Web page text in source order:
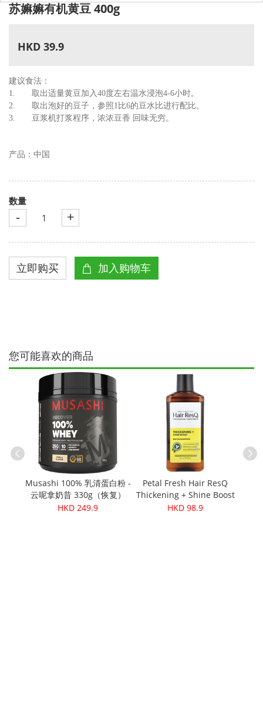
苏嫲嫲有机黄豆 400g
HKD 39.9
建议食法：
1. 取出适量黄豆加入40度左右温水浸泡4-6小时。
2. 取出泡好的豆子，参照1比6的豆水比进行配比。
3. 豆浆机打浆程序，浓浓豆香 回味无穷。
产品：中国
数量
- +
您可能喜欢的商品
Musashi 100% 乳清蛋白粉 -
云呢拿奶昔 330g（恢复）
HKD 249.9
Petal Fresh Hair ResQ
Thickening + Shine Boost
Shampoo 12oz
HKD 98.9